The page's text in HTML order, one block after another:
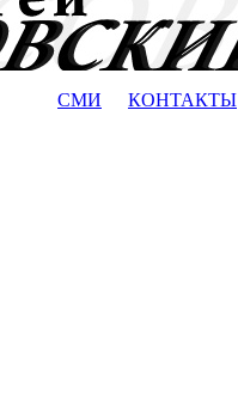
СМИ КОНТАКТЫ